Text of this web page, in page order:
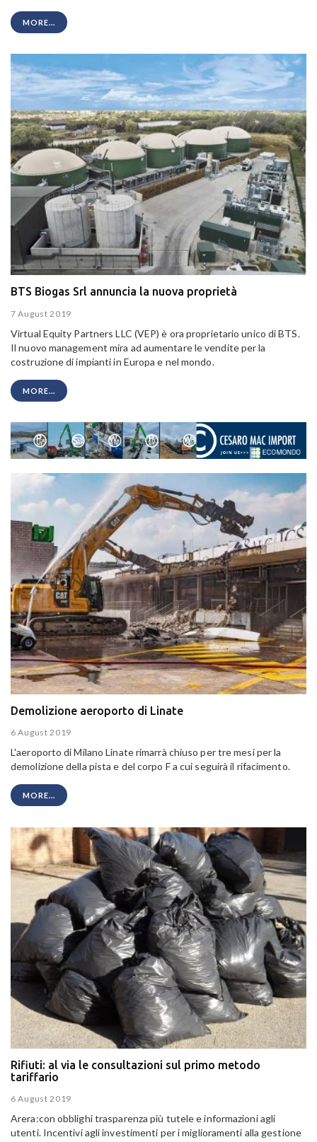
MORE...
BTS Biogas Srl annuncia la nuova proprietà
7 August 2019
Virtual Equity Partners LLC (VEP) è ora proprietario unico di BTS.
Il nuovo management mira ad aumentare le vendite per la
costruzione di impianti in Europa e nel mondo.
MORE...
Demolizione aeroporto di Linate
6 August 2019
L'aeroporto di Milano Linate rimarrà chiuso per tre mesi per la
demolizione della pista e del corpo F a cui seguirà il rifacimento.
MORE...
Rifiuti: al via le consultazioni sul primo metodo
tariffario
6 August 2019
Arera:con obblighi trasparenza più tutele e informazioni agli
utenti. Incentivi agli investimenti per i miglioramenti alla gestione